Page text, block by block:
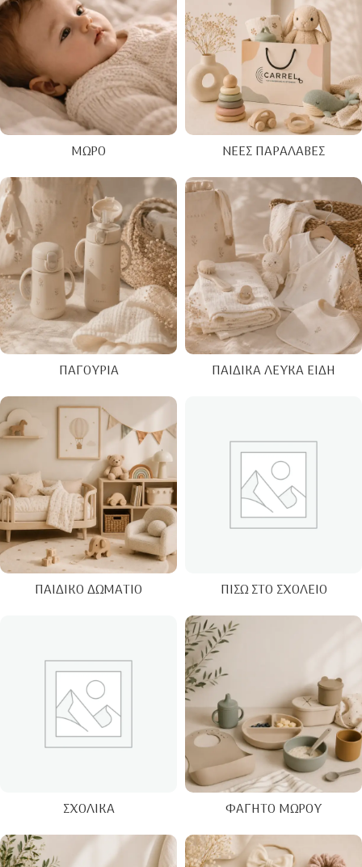
ΜΩΡΌ ΝΈΕΣ ΠΑΡΑΛΑΒΈΣ
ΠΑΓΟΎΡΙΑ ΠΑΙΔΙΚΆ ΛΕΥΚΆ ΕΊΔΗ
ΠΑΙΔΙΚΌ ΔΩΜΆΤΙΟ ΠΊΣΩ ΣΤΟ ΣΧΟΛΕΊΟ
ΣΧΟΛΙΚΆ ΦΑΓΗΤΌ ΜΩΡΟΎ